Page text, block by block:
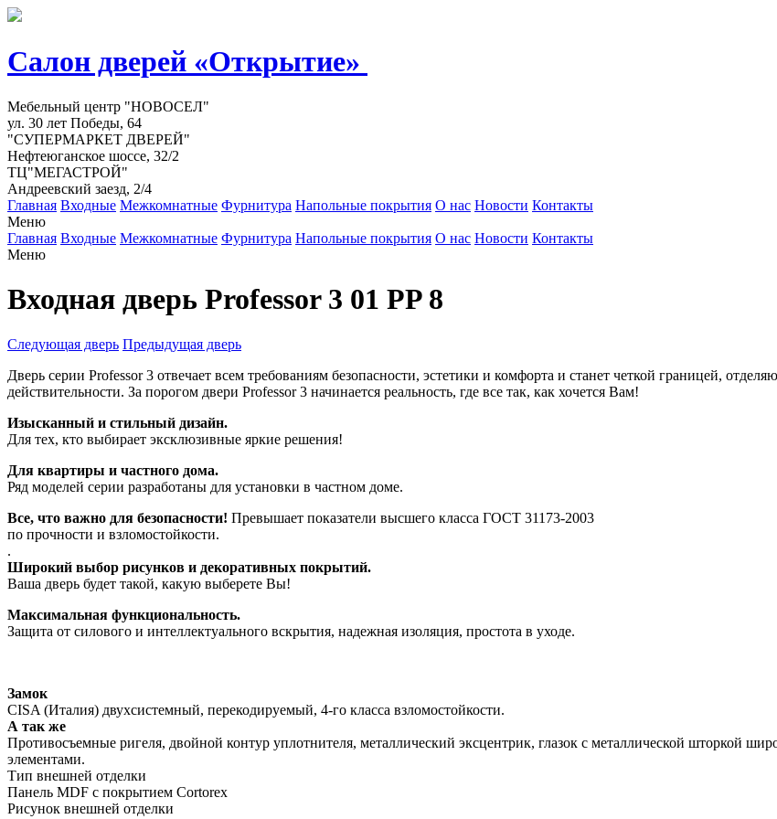
Салон дверей «Открытие»
Мебельный центр "НОВОСЕЛ"
ул. 30 лет Победы, 64
"СУПЕРМАРКЕТ ДВЕРЕЙ"
Нефтеюганское шоссе, 32/2
ТЦ"МЕГАСТРОЙ"
Андреевский заезд, 2/4
Главная Входные Межкомнатные Фурнитура Напольные покрытия О нас Новости Контакты
Меню
Главная Входные Межкомнатные Фурнитура Напольные покрытия О нас Новости Контакты
Меню
Входная дверь Professor 3 01 PP 8
Следующая дверь Предыдущая дверь
Дверь серии Professor 3 отвечает всем требованиям безопасности, эстетики и комфорта и станет четкой границей,
действительности. За порогом двери Professor 3 начинается реальность, где все так, как хочется Вам!
Изысканный и стильный дизайн.
Для тех, кто выбирает эксклюзивные яркие решения!
Для квартиры и частного дома.
Ряд моделей серии разработаны для установки в частном доме.
Все, что важно для безопасности! Превышает показатели высшего класса ГОСТ 31173-2003
по прочности и взломостойкости.
.
Широкий выбор рисунков и декоративных покрытий.
Ваша дверь будет такой, какую выберете Вы!
Максимальная функциональность.
Защита от силового и интеллектуального вскрытия, надежная изоляция, простота в уходе.
Замок
CISA (Италия) двухсистемный, перекодируемый, 4-го класса взломостойкости.
А так же
Противосъемные ригеля, двойной контур уплотнителя, металлический эксцентрик, глазок с металлической шторкой
элементами.
Тип внешней отделки
Панель MDF с покрытием Cortorex
Рисунок внешней отделки